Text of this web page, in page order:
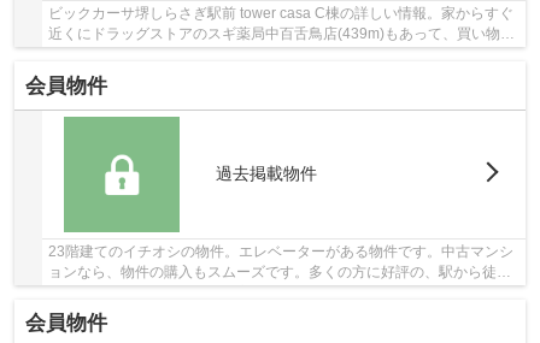
ビックカーサ堺しらさぎ駅前 tower casa C棟の詳しい情報。家からすぐ
近くにドラッグストアのスギ薬局中百舌鳥店(439m)もあって、買い物し
会員物件
過去掲載物件
23階建てのイチオシの物件。エレベーターがある物件です。中古マンシ
ョンなら、物件の購入もスムーズです。多くの方に好評の、駅から徒歩1
分に位置する物件です。南海高野線白鷺近くで...
会員物件